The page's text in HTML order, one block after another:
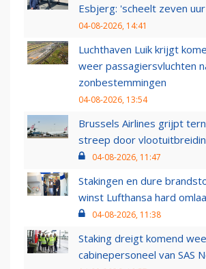
Esbjerg: 'scheelt zeven
04-08-2026, 14:41
Luchthaven Luik krijgt
weer passagiersvluchten
zonbestemmingen
04-08-2026, 13:54
Brussels Airlines grijpt
streep door
04-08-2026, 11:47
Stakingen en dure
winst Lufthansa hard
04-08-2026, 11:38
Staking dreigt komend
cabinepersoneel van SAS